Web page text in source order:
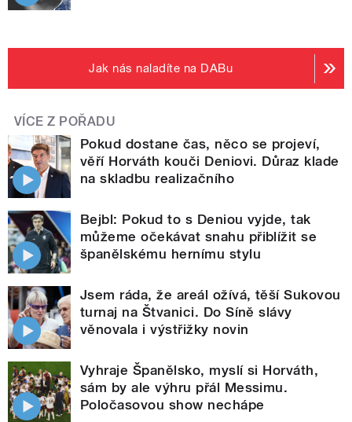
Jak nás naladíte na DABu
VÍCE Z POŘADU
Pokud dostane čas, něco se projeví,
věří Horváth kouči Deniovi. Důraz klade
na skladbu realizačního
Bejbl: Pokud to s Deniou vyjde, tak
můžeme očekávat snahu přiblížit se
španělskému hernímu stylu
Jsem ráda, že areál ožívá, těší Sukovou
turnaj na Štvanici. Do Síně slávy
věnovala i výstřižky novin
Vyhraje Španělsko, myslí si Horváth,
sám by ale výhru přál Messimu.
Poločasovou show nechápe